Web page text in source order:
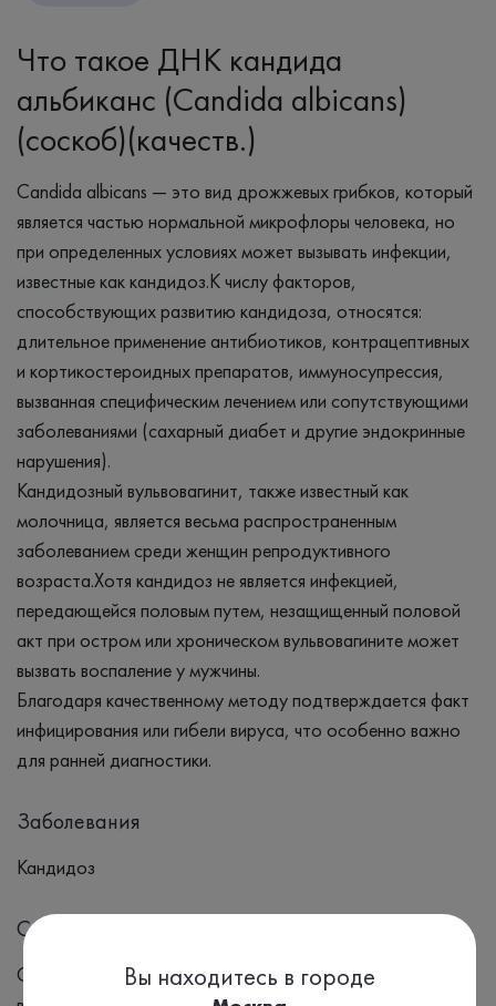
Что такое ДНК кандида
альбиканс (Candida albicans)
(соскоб)(качеств.)
Candida albicans — это вид дрожжевых грибков, который
является частью нормальной микрофлоры человека, но
при определенных условиях может вызывать инфекции,
известные как кандидоз.К числу факторов,
способствующих развитию кандидоза, относятся:
длительное применение антибиотиков, контрацептивных
и кортикостероидных препаратов, иммуносупрессия,
вызванная специфическим лечением или сопутствующими
заболеваниями (сахарный диабет и другие эндокринные
нарушения).
Кандидозный вульвовагинит, также известный как
молочница, является весьма распространенным
заболеванием среди женщин репродуктивного
возраста.Хотя кандидоз не является инфекцией,
передающейся половым путем, незащищенный половой
акт при остром или хроническом вульвовагините может
вызвать воспаление у мужчины.
Благодаря качественному методу подтверждается факт
инфицирования или гибели вируса, что особенно важно
для ранней диагностики.
Заболевания
Кандидоз
Симптомы
Симптомы молочницы: Зуд и жжение в области
Вы находитесь в городе